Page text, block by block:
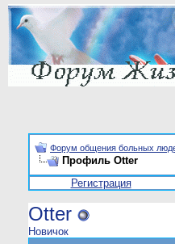
Форум общения больных
Профиль Otter
Регистрация
Otter
Новичок